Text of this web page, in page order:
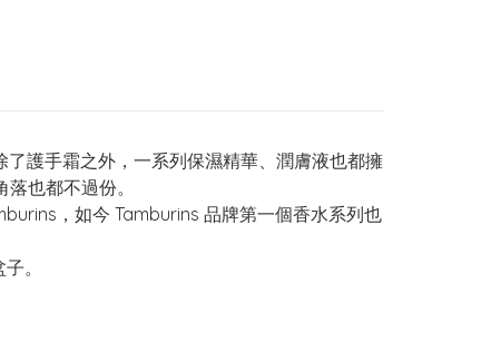
護手霜之外，一系列保濕精華、潤膚液也都擁
也都不過份。
，如今 Tamburins 品牌第一個香水系列也
。